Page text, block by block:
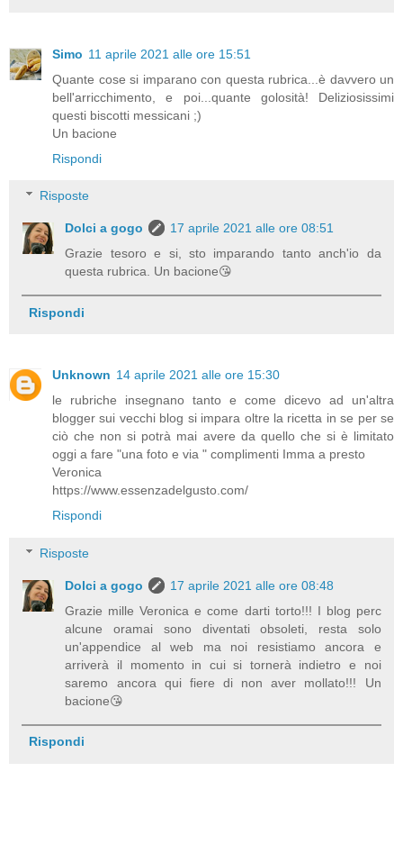
Simo 11 aprile 2021 alle ore 15:51
Quante cose si imparano con questa rubrica...è davvero un
bell'arricchimento, e poi...quante golosità! Deliziosissimi
questi biscotti messicani ;)
Un bacione
Rispondi
Risposte
Dolci a gogo
17 aprile 2021 alle ore 08:51
Grazie tesoro e si, sto imparando tanto anch'io da
questa rubrica. Un bacione😘
Rispondi
Unknown 14 aprile 2021 alle ore 15:30
le rubriche insegnano tanto e come dicevo ad un'altra
blogger sui vecchi blog si impara oltre la ricetta in se per se
ciò che non si potrà mai avere da quello che si è limitato
oggi a fare "una foto e via " complimenti Imma a presto
Veronica
https://www.essenzadelgusto.com/
Rispondi
Risposte
Dolci a gogo
17 aprile 2021 alle ore 08:48
Grazie mille Veronica e come darti torto!!! I blog perc
alcune oramai sono diventati obsoleti, resta solo
un'appendice al web ma noi resistiamo ancora e
arriverà il momento in cui si tornerà indietro e noi
saremo ancora qui fiere di non aver mollato!!! Un
bacione😘
Rispondi